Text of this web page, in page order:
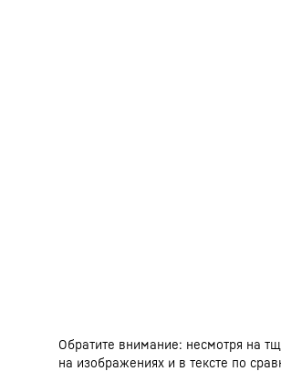
Обратите внимание: несмотря на
на изображениях и в тексте по